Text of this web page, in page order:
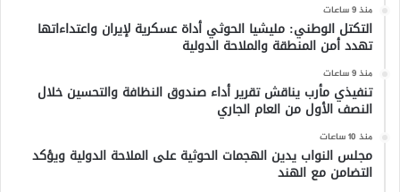
منذ 9 ساعات
التكتل الوطني: مليشيا الحوثي أداة عسكرية لإيران واعتداءاتها
تهدد أمن المنطقة والملاحة الدولية
منذ 9 ساعات
تنفيذي مأرب يناقش تقرير أداء صندوق النظافة والتحسين خلال
النصف الأول من العام الجاري
منذ 10 ساعات
مجلس النواب يدين الهجمات الحوثية على الملاحة الدولية ويؤكد
التضامن مع الهند